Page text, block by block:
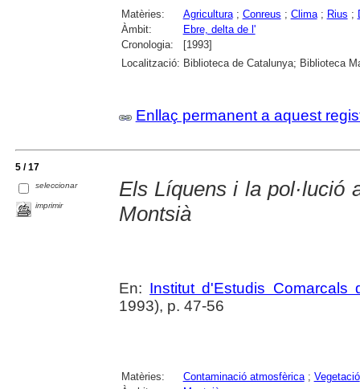
Matèries: Agricultura; Conreus ; Clima; Rius ;
Àmbit:
Ebre, delta de l'
Cronologia:
[1993]
Localització: Biblioteca de Catalunya; Biblioteca
Enllaç permanent a aquest
5 / 17
seleccionar
imprimir
Els Líquens i la pol·lució
Montsià
En: Institut d'Estudis Comarcals
1993), p. 47-56
Matèries: Contaminació atmosfèrica; Vegetació